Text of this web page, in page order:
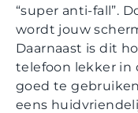
“super anti-fall”.
wordt jouw
Daarnaast is dit
telefoon lekker in
goed te
eens